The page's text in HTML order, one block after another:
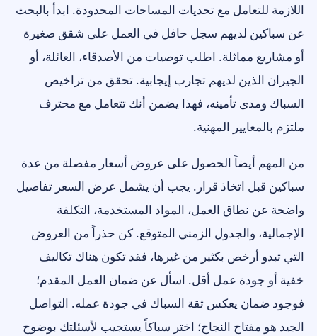
اللازمة للتعامل مع تحديات المساحات المحدودة. ابدأ بالبحث
عن سباكين لديهم سجل حافل في العمل على شقق صغيرة
أو مشاريع مماثلة. اطلب توصيات من الأصدقاء، العائلة، أو
الجيران الذين لديهم تجارب إيجابية. تحقق من تراخيص
السباك ومدى تأمينه، فهذا يضمن أنك تتعامل مع محترف
ملتزم بالمعايير المهنية.
من المهم أيضاً الحصول على عروض أسعار مفصلة من عدة
سباكين قبل اتخاذ قرار. يجب أن يشمل عرض السعر تفاصيل
واضحة عن نطاق العمل، المواد المستخدمة، التكلفة
الإجمالية، والجدول الزمني المتوقع. كن حذراً من العروض
التي تبدو أرخص بكثير من غيرها، فقد تكون هناك تكاليف
خفية أو جودة عمل أقل. اسأل عن ضمان العمل المقدم؛
فوجود ضمان يعكس ثقة السباك في جودة عمله. التواصل
الجيد هو مفتاح النجاح؛ اختر سباكاً يستجيب لأسئلتك بوضوح